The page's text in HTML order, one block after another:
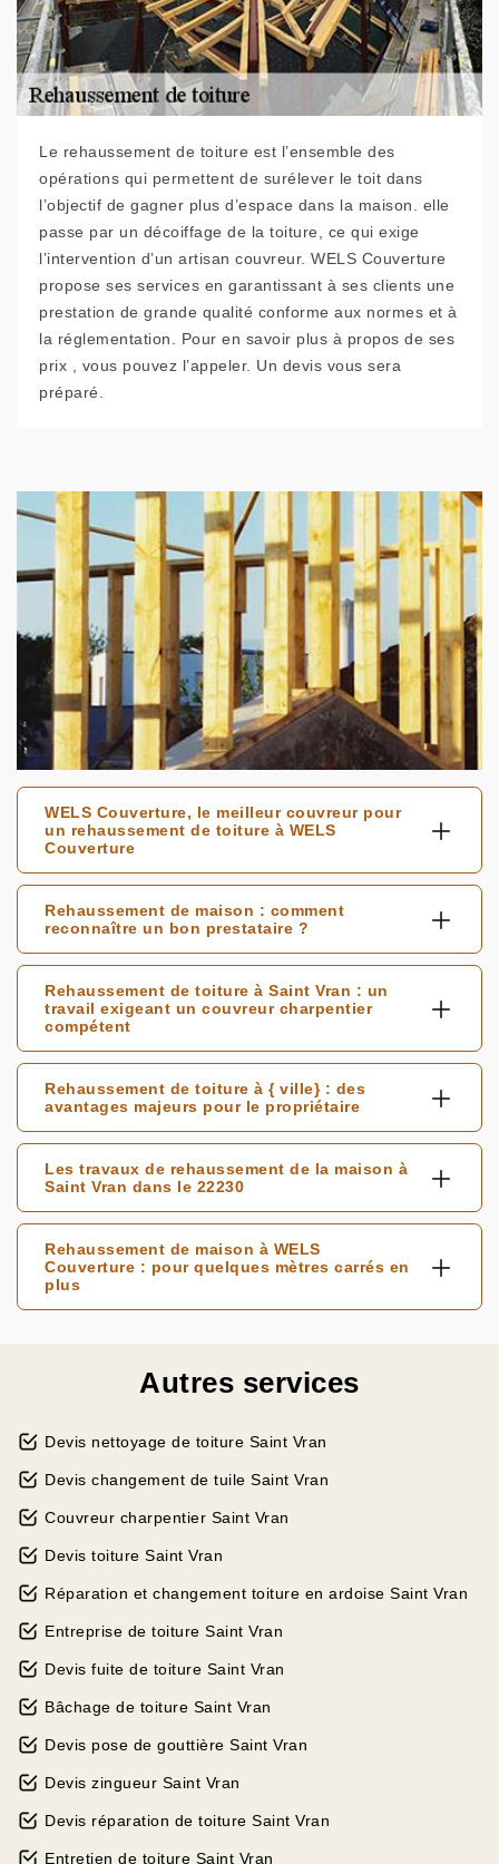
Le rehaussement de toiture est l’ensemble des
opérations qui permettent de surélever le toit dans
l’objectif de gagner plus d’espace dans la maison. elle
passe par un décoiffage de la toiture, ce qui exige
l’intervention d’un artisan couvreur. WELS Couverture
propose ses services en garantissant à ses clients une
prestation de grande qualité conforme aux normes et à
la réglementation. Pour en savoir plus à propos de ses
prix , vous pouvez l’appeler. Un devis vous sera
préparé.
WELS Couverture, le meilleur couvreur pour
un rehaussement de toiture à WELS
Couverture
Rehaussement de maison : comment
reconnaître un bon prestataire ?
Rehaussement de toiture à Saint Vran : un
travail exigeant un couvreur charpentier
compétent
Rehaussement de toiture à { ville} : des
avantages majeurs pour le propriétaire
Les travaux de rehaussement de la maison à
Saint Vran dans le 22230
Rehaussement de maison à WELS
Couverture : pour quelques mètres carrés en
plus
Autres services
Devis nettoyage de toiture Saint Vran
Devis changement de tuile Saint Vran
Couvreur charpentier Saint Vran
Devis toiture Saint Vran
Réparation et changement toiture en ardoise Saint Vran
Entreprise de toiture Saint Vran
Devis fuite de toiture Saint Vran
Bâchage de toiture Saint Vran
Devis pose de gouttière Saint Vran
Devis zingueur Saint Vran
Devis réparation de toiture Saint Vran
Entretien de toiture Saint Vran